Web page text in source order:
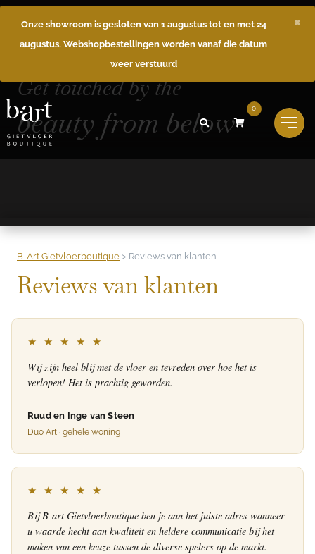
Onze showroom is gesloten van 1 augustus tot en met 24
augustus. Webshopbestellingen worden vanaf die datum
weer verstuurd
×
0
Get touched by the
beauty from below
B-Art Gietvloerboutique > Reviews van klanten
Reviews van klanten
★ ★ ★ ★ ★
Wij zijn heel blij met de vloer en tevreden over hoe het is
verlopen! Het is prachtig geworden.
Ruud en Inge van Steen
Duo Art · gehele woning
★ ★ ★ ★ ★
Bij B-art Gietvloerboutique ben je aan het juiste adres wanneer
u waarde hecht aan kwaliteit en heldere communicatie bij het
maken van een keuze tussen de diverse spelers op de markt.